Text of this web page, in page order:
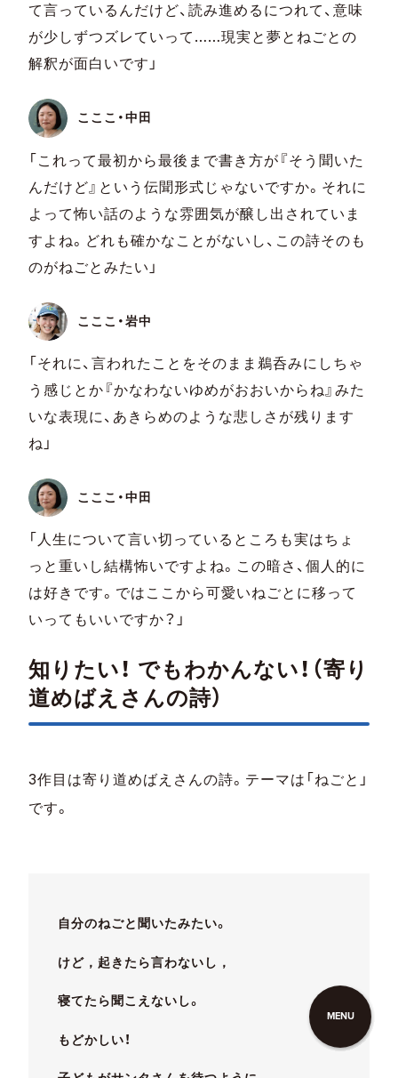
て言っているんだけど、読み進めるにつれて、意味
が少しずつズレていって……現実と夢とねごとの
解釈が面白いです」
こここ・中田
「これって最初から最後まで書き方が『そう聞いた
んだけど』という伝聞形式じゃないですか。それに
よって怖い話のような雰囲気が醸し出されていま
すよね。どれも確かなことがないし、この詩そのも
のがねごとみたい」
こここ・岩中
「それに、言われたことをそのまま鵜呑みにしちゃ
う感じとか『かなわないゆめがおおいからね』みた
いな表現に、あきらめのような悲しさが残ります
ね」
こここ・中田
「人生について言い切っているところも実はちょ
っと重いし結構怖いですよね。この暗さ、個人的に
は好きです。ではここから可愛いねごとに移って
いってもいいですか？」
知りたい！ でもわかんない！（寄り
道めばえさんの詩）
3作目は寄り道めばえさんの詩。テーマは「ねごと」
です。
自分のねごと聞いたみたい。
けど，起きたら言わないし，
寝てたら聞こえないし。
もどかしい！
MENU